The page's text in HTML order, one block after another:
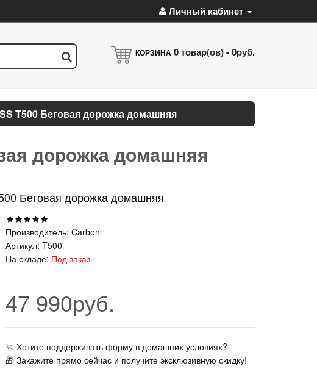
Личный кабинет
КОРЗИНА 0товар(ов) -0руб.
T500 Беговая дорожка домашняя
дорожка домашняя
Беговая дорожка домашняя
Производитель: Carbon
Артикул: T500
На складе: Под заказ
47 990руб.
🏃‍ Хотите поддерживать форму в домашних условиях?
🎁 Закажите прямо сейчас и получите эксклюзивную скидку!